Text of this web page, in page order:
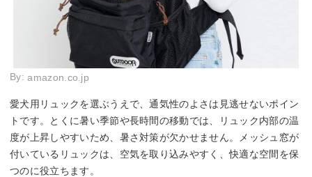
By:amazon.co.jp
愛犬用リュックを選ぶうえで、通気性のよさは見逃せないポイン
トです。とくに暑い季節や長時間の移動では、リュック内部の温
度が上昇しやすいため、暑さ対策が欠かせません。メッシュ窓が
付いているリュックは、空気を取り込みやすく、快適な空間を保
つのに役立ちます。